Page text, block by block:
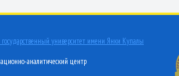
государственный университет имени Янки Купалы
аналитический центр